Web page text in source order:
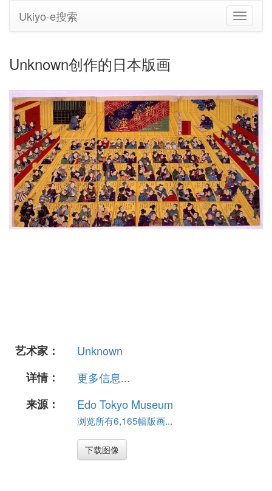
切
换
Ukiyo-e搜索
Unknown创作的日本版画
艺术家：
Unknown
详情：
更多信息...
来源：
Edo Tokyo Museum
浏览所有6,165幅版画...
下载图像